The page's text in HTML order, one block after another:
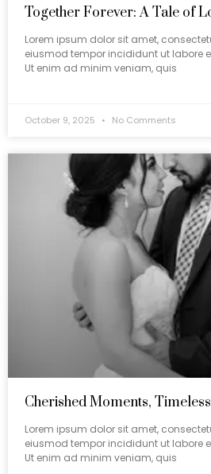
Together Forever: A Tale of
Lorem ipsum dolor sit amet,
eiusmod tempor incididunt ut labore
Ut enim ad minim veniam, quis
October 9, 2025 No Comments
Cherished Moments,
Lorem ipsum dolor sit amet,
eiusmod tempor incididunt ut labore
Ut enim ad minim veniam, quis